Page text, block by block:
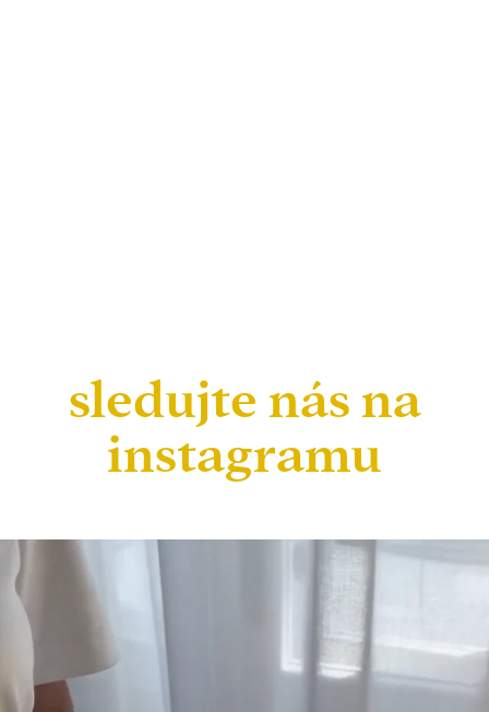
sledujte nás na
instagramu